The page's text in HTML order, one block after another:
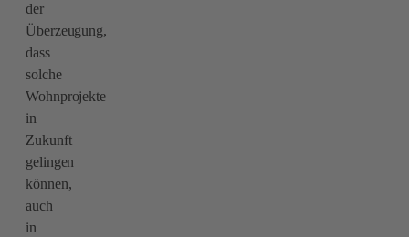
der
Überzeugung,
dass
solche
Wohnprojekte
in
Zukunft
gelingen
können,
auch
in